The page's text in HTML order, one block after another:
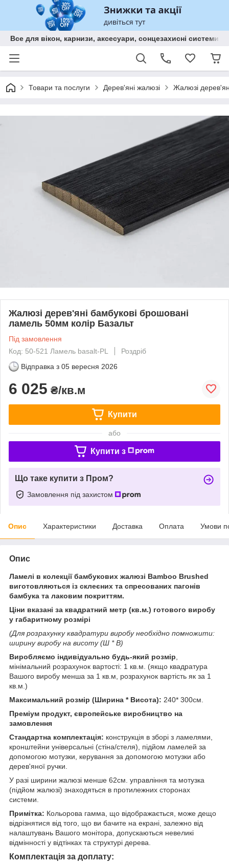
Все для вікон, карнизи, аксесуари, сонцезахисні
Товари та послуги Дерев'яні жалюзі Жалюзі
Жалюзі дерев'яні бамбукові брошовані
ламель 50мм колір Базальт
Під замовлення
Код: 50-521 Ламель basalt-PL
Роздріб
Відправка з 05 вересня 2026
6 025 ₴/кв.м
Купити
або
Купити з
Що таке купити з Пром?
Замовлення під захистом
Опис Характеристики Доставка Оплата Умови
Опис
Ламелі в колекції бамбукових жалюзі Bamboo Brushed
виготовляються із склеєних та спресованих пагонів
бамбука та лаковим покриттям.
Ціни вказані за квадратний метр (кв.м.) готового виробу
у габаритному розмірі
(Для розрахунку квадратури виробу необхідно помножити:
ширину виробу на висоту (Ш * В)
Виробляємо індивідуально будь-який розмір
мінімальний розрахунок вартості: 1 кв.м. (якщо квадратура
Вашого виробу менша за 1 кв.м, розрахунок вартість як за 1
кв.м.)
Максимальний розмір (Ширина * Висота): 240* 300см.
Преміум продукт, європейське виробництво на
замовлення
Стандартна комплектація: конструкція в зборі з ламелями,
кронштейни універсальні (стіна/стеля), підйом ламелей за
допомогою мотузки, керування за допомогою мотузки або
дерев'яної ручки.
У разі ширини жалюзі менше 62см. управління та мотузка
(підйом жалюзі) знаходяться в протилежних сторонах
системи.
Примітка: Кольорова гамма, що відображається, може дещо
відрізнятися від того, що ви бачите на екрані, залежно від
налаштувань Вашого монітора, допускаються невеликі
відмінності у відтінках та структурі дерева.
Комплектація за доплату: